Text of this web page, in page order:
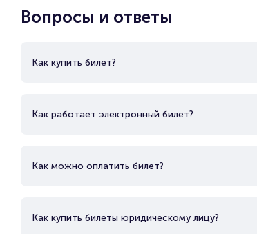
Вопросы и ответы
Как купить билет?
Как работает электронный билет?
Как можно оплатить билет?
Как купить билеты юридическому лицу?